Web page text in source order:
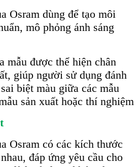
Osram dùng để tạo môi
mô phỏng ánh sáng
mẫu được thể hiện chân
giúp người sử dụng đánh
biệt màu giữa các mẫu
sản xuất hoặc thí nghiệm
Osram có các kích thước
đáp ứng yêu cầu cho